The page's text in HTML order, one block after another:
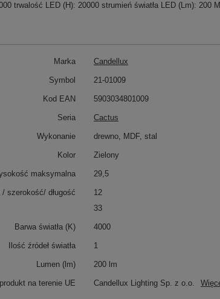
trwalość LED (H): 20000 strumień światła LED (Lm):
Marka Candellux
na terenie UE Candellux Lighting Sp. z o.o.
Symbol 21-01009
Kod EAN 5903034801009
Seria Cactus
Wykonanie drewno, MDF, stal
Kolor Zielony
maksymalna 29,5
/ szerokość/ długość
12
33
Barwa światła (K) 4000
Ilość źródeł światła 1
Lumen (lm) 200 lm